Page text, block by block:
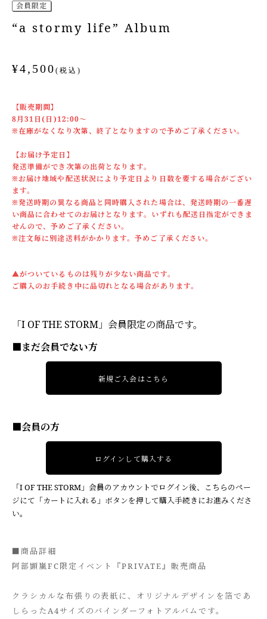
会員限定
“a stormy life” Album
¥4,500 (税込)
【販売期間】
8月31日(日)12:00～
※在庫がなくなり次第、終了となりますので予めご了承ください。
【お届け予定日】
発送準備ができ次第の出荷となります。
※お届け地域や配送状況により予定日より日数を要する場合がござい
ます。
※発送時期の異なる商品と同時購入された場合は、発送時期の一番遅
い商品に合わせてのお届けとなります。いずれも配送日指定ができま
せんので、予めご了承ください。
※注文毎に別途送料がかかります。予めご了承ください。
▲がついているものは残りが少ない商品です。
ご購入のお手続き中に品切れとなる場合があります。
「I OF THE STORM」会員限定の商品です。
■まだ会員でない方
新規ご入会はこちら
■会員の方
ログインして購入する
「I OF THE STORM」会員のアカウントでログイン後、こちらのペー
ジにて「カートに入れる」ボタンを押して購入手続きにお進みくださ
い。
■商品詳細
阿部顕嵐FC限定イベント『PRIVATE』販売商品
クラシカルな布張りの表紙に、オリジナルデザインを箔であ
しらったA4サイズのバインダーフォトアルバムです。